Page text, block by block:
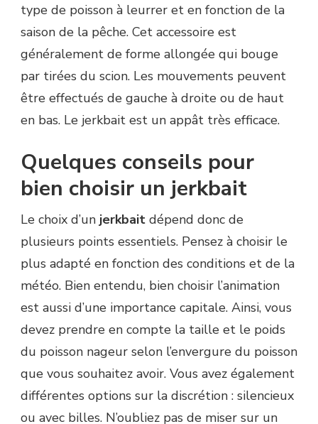
type de poisson à leurrer et en fonction de la
saison de la pêche. Cet accessoire est
généralement de forme allongée qui bouge
par tirées du scion. Les mouvements peuvent
être effectués de gauche à droite ou de haut
en bas. Le jerkbait est un appât très efficace.
Quelques conseils pour
bien choisir un jerkbait
Le choix d’un jerkbait dépend donc de
plusieurs points essentiels. Pensez à choisir le
plus adapté en fonction des conditions et de la
météo. Bien entendu, bien choisir l’animation
est aussi d’une importance capitale. Ainsi, vous
devez prendre en compte la taille et le poids
du poisson nageur selon l’envergure du poisson
que vous souhaitez avoir. Vous avez également
différentes options sur la discrétion : silencieux
ou avec billes. N’oubliez pas de miser sur un